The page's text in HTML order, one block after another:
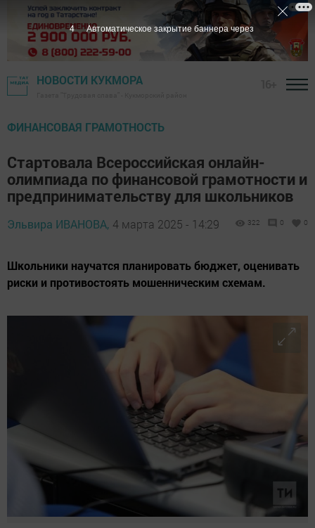
НОВОСТИ КУКМОРА
ФИНАНСОВАЯ ГРАМОТНОСТЬ
Стартовала Всероссийская онлайн-
олимпиада по финансовой грамотности и
предпринимательству для школьников
Эльвира ИВАНОВА, 4 марта 2025 - 14:29 322 0 0
Школьники научатся планировать бюджет, оценивать
риски и противостоять мошенническим схемам.
2 Автоматическое закрытие баннера через